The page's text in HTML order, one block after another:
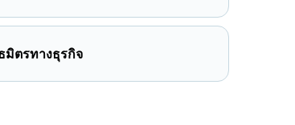
มิตรทางธุรกิจ